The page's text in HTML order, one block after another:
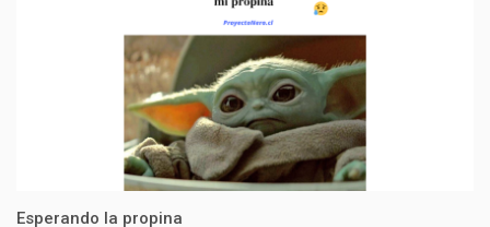
Esperando la propina